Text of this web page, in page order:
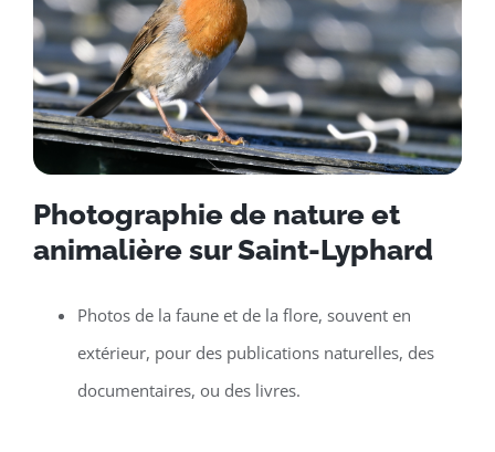
Photographie de nature et
animalière sur Saint-Lyphard
Photos de la faune et de la flore, souvent en
extérieur, pour des publications naturelles, des
documentaires, ou des livres.